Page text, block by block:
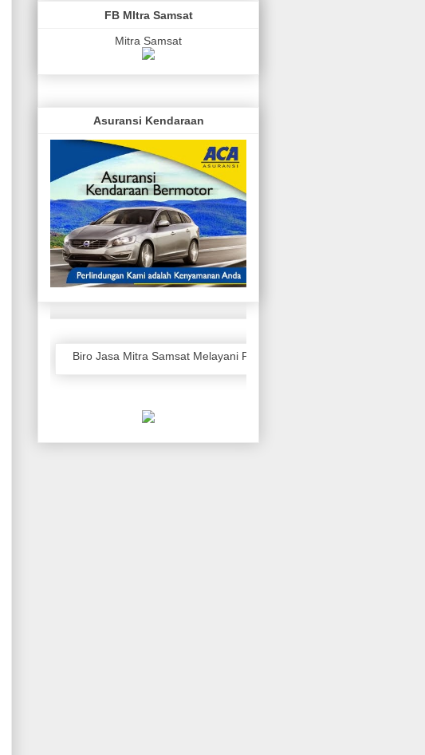
FB MItra Samsat
Mitra Samsat
Asuransi Kendaraan
Biro Jasa Mitra Samsat Melayani Perpanjangan STNK, KIR Mobil